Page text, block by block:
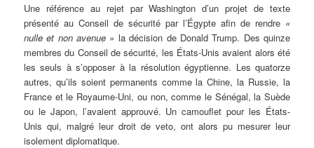
Une référence au rejet par Washington d’un projet de texte
présenté au Conseil de sécurité par l’Égypte afin de rendre «
nulle et non avenue » la décision de Donald Trump. Des quinze
membres du Conseil de sécurité, les États-Unis avaient alors été
les seuls à s’opposer à la résolution égyptienne. Les quatorze
autres, qu’ils soient permanents comme la Chine, la Russie, la
France et le Royaume-Uni, ou non, comme le Sénégal, la Suède
ou le Japon, l’avaient approuvé. Un camouflet pour les États-
Unis qui, malgré leur droit de veto, ont alors pu mesurer leur
isolement diplomatique.